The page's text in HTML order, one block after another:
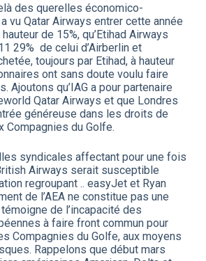
des querelles économico-
vu Qatar Airways entrer cette année
de 15%, qu’Etihad Airways
29% de celui d’Airberlin et
toujours par Etihad, à hauteur
ont sans doute voulu faire
Ajoutons qu’IAG a pour partenaire
Qatar Airways et que Londres
généreuse dans les droits de
Compagnies du Golfe.
syndicales affectant pour une fois
Airways serait susceptible
regroupant .. easyJet et Ryan
de l’AEA ne constitue pas une
de l’incapacité des
à faire front commun pour
Compagnies du Golfe, aux moyens
Rappelons que début mars